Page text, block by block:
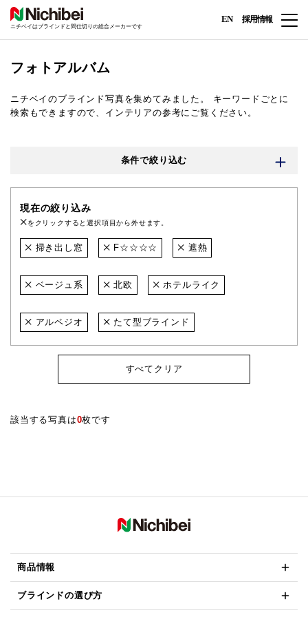
ニチベイはブラインドと間仕切りの総合メーカーです
EN 採用情報
フォトアルバム
ニチベイのブラインド写真を集めてみました。
キーワードごとに
検索もできますので、インテリアの参考にご覧ください。
条件で絞り込む
現在の絞り込み
をクリックすると選択項目から外せます。
掃き出し窓 F☆☆☆☆ 遮熱
ベージュ系 北欧 ホテルライク
アルペジオ たて型ブラインド
すべてクリア
該当する写真は0枚です
商品情報
ブラインドの選び方